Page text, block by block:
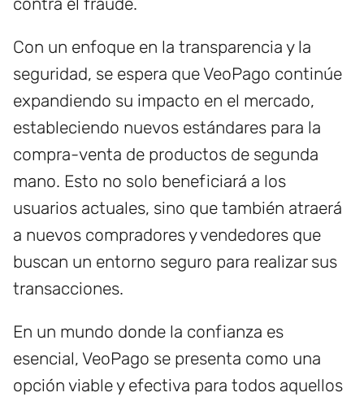
Con un enfoque en la transparencia y la
seguridad, se espera que VeoPago continúe
expandiendo su impacto en el mercado,
estableciendo nuevos estándares para la
compra-venta de productos de segunda
mano. Esto no solo beneficiará a los
usuarios actuales, sino que también atraerá
a nuevos compradores y vendedores que
buscan un entorno seguro para realizar sus
transacciones.
En un mundo donde la confianza es
esencial, VeoPago se presenta como una
opción viable y efectiva para todos aquellos